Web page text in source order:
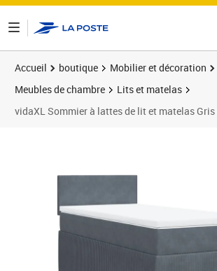
Accueil boutique
Mobilier et décoration
Meubles de chambre
Lits et matelas
vidaXL Sommier à lattes de lit et matelas